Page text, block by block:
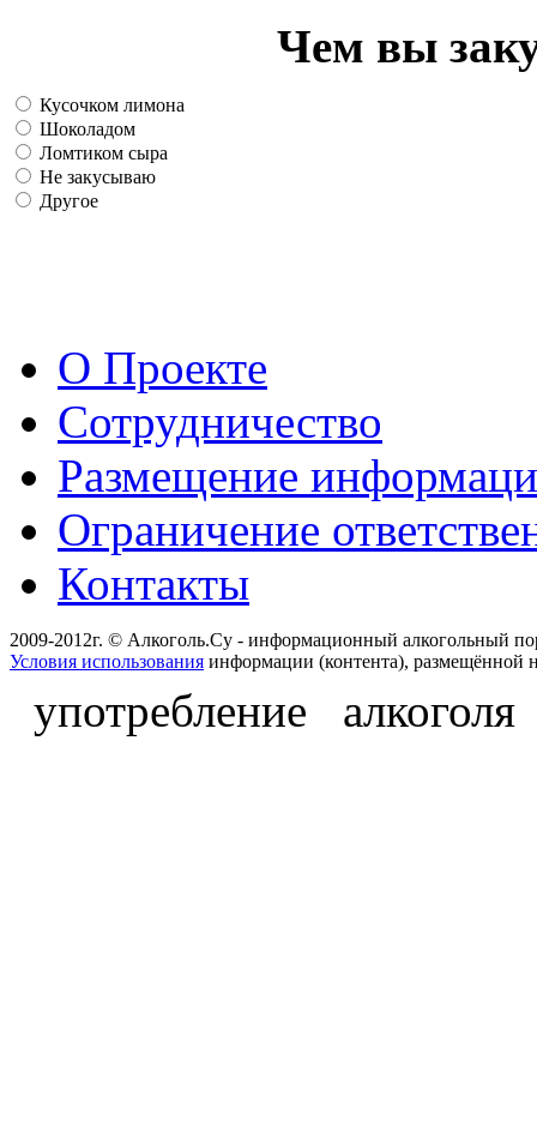
Чем вы
Кусочком лимона
Шоколадом
Ломтиком сыра
Не закусываю
Другое
О Проекте
Сотрудничество
Размещение
Ограничение
Контакты
2009-2012г. © Алкоголь.Су - информационный алкогольный
Условия использования информации (контента), размещённой
употребление